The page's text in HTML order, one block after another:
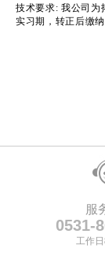
技术要求: 我公司为
实习期，转正后缴
服
0531-
工作日